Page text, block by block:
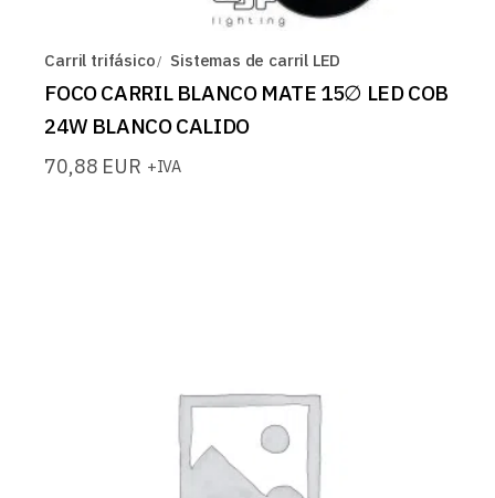
Carril trifásico Sistemas de carril LED
FOCO CARRIL BLANCO MATE 15∅ LED COB
24W BLANCO CALIDO
70,88 EUR +IVA